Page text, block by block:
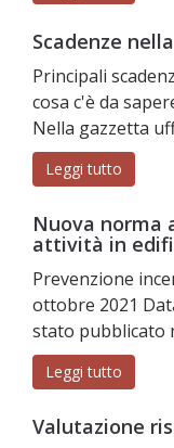
Scadenze
Principali
cosa c'è da
Nella gazzetta
Leggi tutto
Nuova norma
attività in
Prevenzione
ottobre 2021
stato pubblicato
Leggi tutto
Valutazione